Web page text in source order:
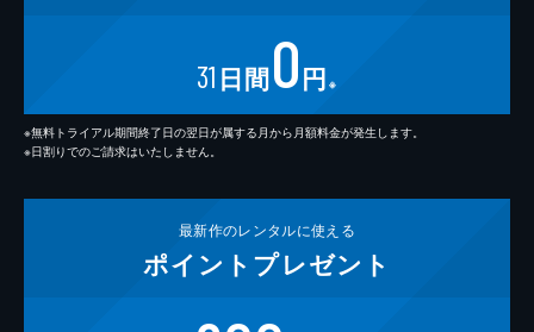
31 日間0円 ※
※無料トライアル期間終了日の翌日が属する月から月額料金が発生します。
※日割りでのご請求はいたしません。
最新作のレンタルに使える
ポイント プレゼント